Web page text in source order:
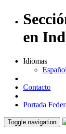
en
Idiomas
Español
Contacto
Portada
Toggle navigation